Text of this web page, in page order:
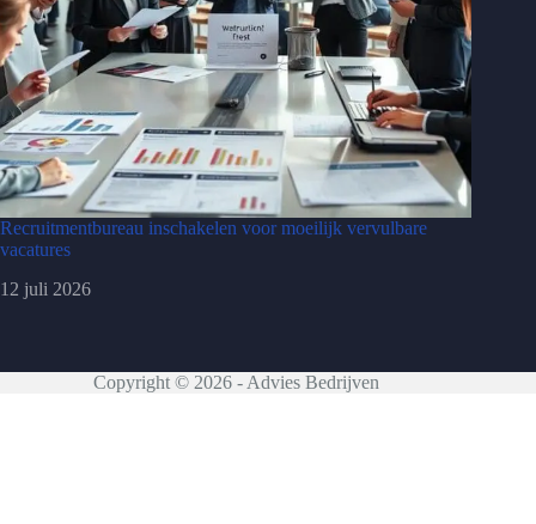
Recruitmentbureau inschakelen voor moeilijk vervulbare
vacatures
12 juli 2026
Copyright © 2026 - Advies Bedrijven